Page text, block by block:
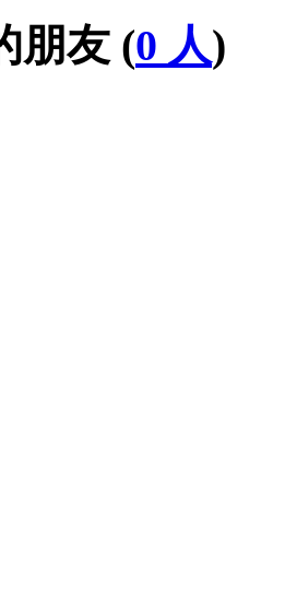
朋友 (0 人)